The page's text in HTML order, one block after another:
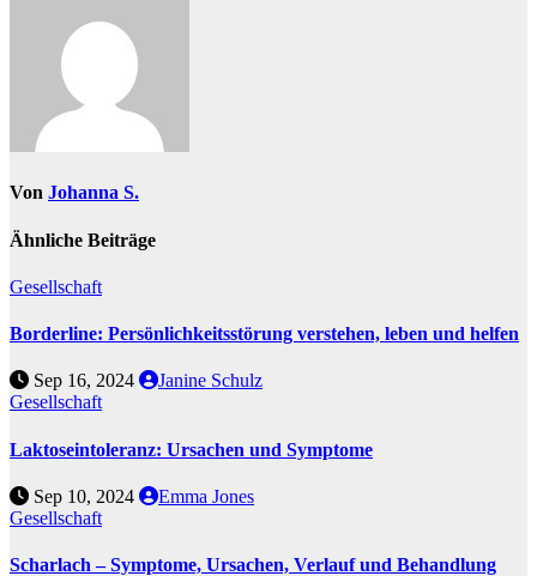
Von Johanna S.
Ähnliche Beiträge
Gesellschaft
Borderline: Persönlichkeitsstörung verstehen, leben und helfen
Sep 16, 2024
Janine Schulz
Gesellschaft
Laktoseintoleranz: Ursachen und Symptome
Sep 10, 2024
Emma Jones
Gesellschaft
Scharlach – Symptome, Ursachen, Verlauf und Behandlung